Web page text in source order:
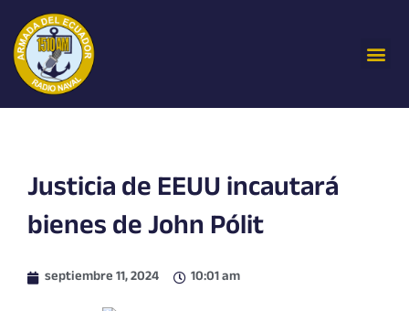
contenido
Justicia de EEUU incautará
bienes de John Pólit
septiembre 11, 2024 10:01 am